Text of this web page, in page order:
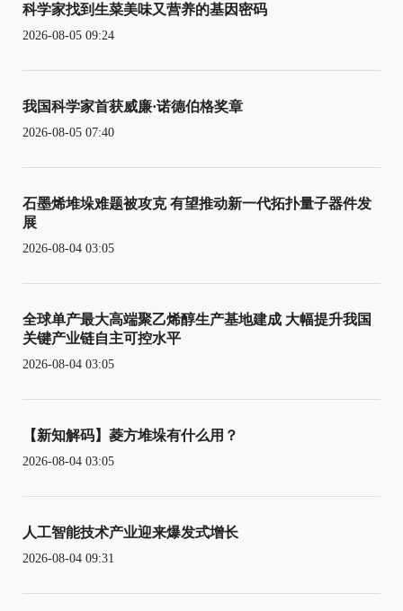
科学家找到生菜美味又营养的基因密码
2026-08-05 09:24
我国科学家首获威廉·诺德伯格奖章
2026-08-05 07:40
石墨烯堆垛难题被攻克 有望推动新一代拓扑量子器件发
展
2026-08-04 03:05
全球单产最大高端聚乙烯醇生产基地建成 大幅提升我国
关键产业链自主可控水平
2026-08-04 03:05
【新知解码】菱方堆垛有什么用？
2026-08-04 03:05
人工智能技术产业迎来爆发式增长
2026-08-04 09:31